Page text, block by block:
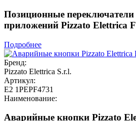
Позиционные переключатели
приложений Pizzato Elettrica
Подробнее
Бренд:
Pizzato Elettrica S.r.l.
Артикул:
E2 1PEPF4731
Наименование:
Аварийные кнопки Pizzato